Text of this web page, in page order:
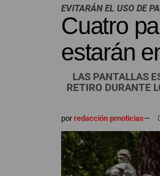
EVITARÁN EL USO DE
Cuatro
estarán
LAS PANTALLAS
RETIRO DURANTE
porredacción prnoticias—